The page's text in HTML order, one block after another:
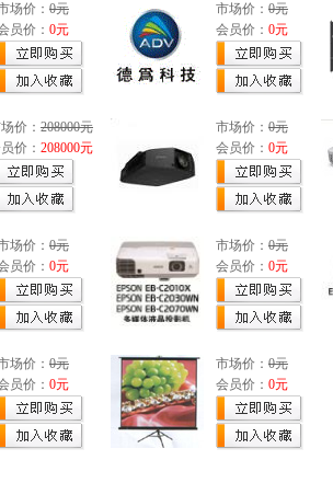
场价： 0元
员价： 0元
市场价： 0元
会员价： 0元
价： 208000元
价： 208000元
市场价： 0元
会员价： 0元
场价： 0元
员价： 0元
市场价： 0元
会员价： 0元
场价： 0元
员价： 0元
市场价： 0元
会员价： 0元